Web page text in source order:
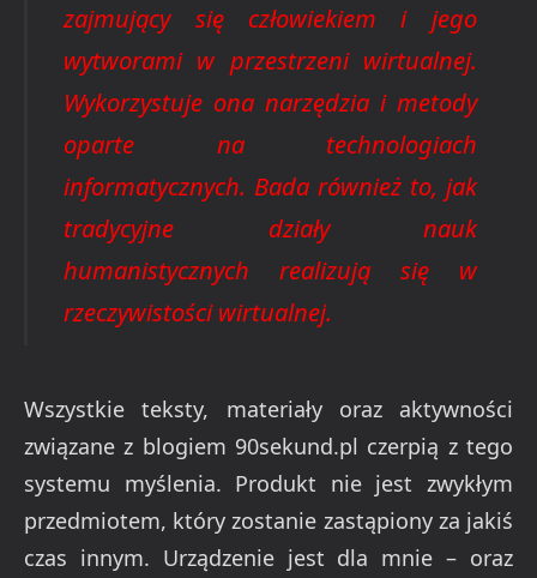
zajmujący się człowiekiem i jego
wytworami w przestrzeni wirtualnej.
Wykorzystuje ona narzędzia i metody
oparte na technologiach
informatycznych. Bada również to, jak
tradycyjne działy nauk
humanistycznych realizują się w
rzeczywistości wirtualnej.
Wszystkie teksty, materiały oraz aktywności
związane z blogiem 90sekund.pl czerpią z tego
systemu myślenia. Produkt nie jest zwykłym
przedmiotem, który zostanie zastąpiony za jakiś
czas innym. Urządzenie jest dla mnie – oraz